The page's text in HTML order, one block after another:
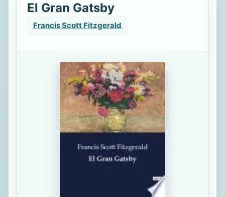
El Gran Gatsby
Francis Scott Fitzgerald